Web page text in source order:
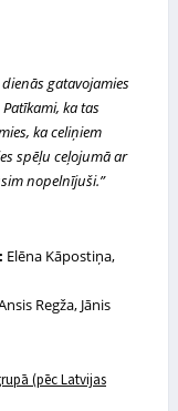
gatavojamies
ka tas
ka celiņiem
spēļu ceļojumā ar
nopelnījuši.”
Elēna Kāpostiņa,
Regža, Jānis
(pēc Latvijas